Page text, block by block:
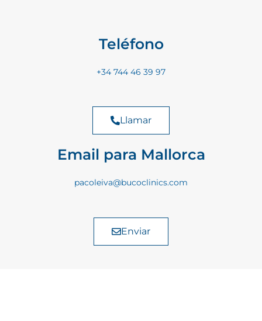
Teléfono
+34 744 46 39 97
Llamar
Email para Mallorca
pacoleiva@bucoclinics.com
Enviar